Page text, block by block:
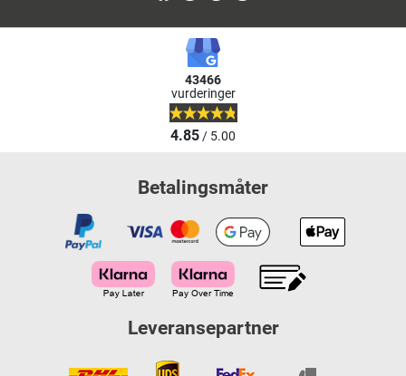
43466
vurderinger
4.85/ 5.00
Betalingsmåter
Leveransepartner